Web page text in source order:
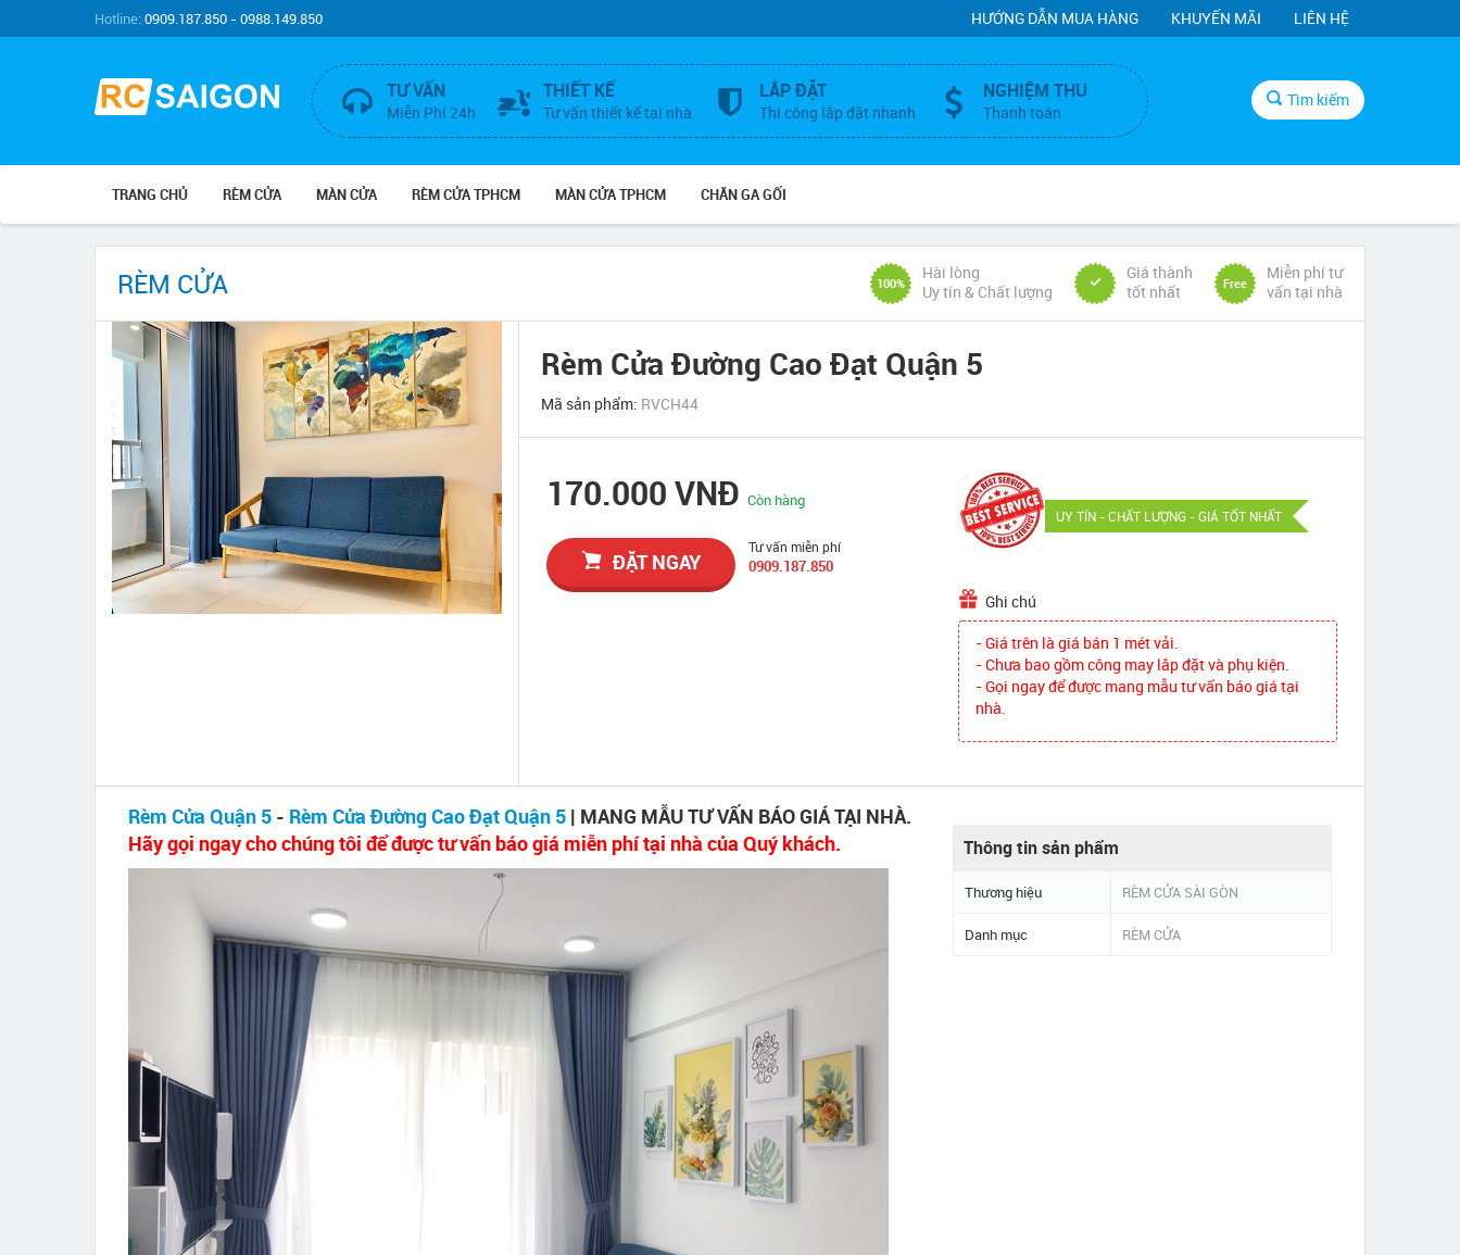
Hotline:0909.187.850 - 0988.149.850 HƯỚNG DẪN MUA HÀNG KHUYẾN MÃI LIÊN HỆ
TƯ VẤN
Miễn Phí 24h
THIẾT KẾ
Tư vấn thiết kế tại nhà
LẮP ĐẶT
Thi công lắp đặt nhanh
NGHIỆM THU
Thanh toán
Tìm kiếm
TRANG CHỦ RÈM CỬA MÀN CỬA RÈM CỬA TPHCM MÀN CỬA TPHCM CHĂN GA GỐI
RÈM CỬA 100%
Hài lòng
Uy tín & Chất lượng
Giá thành
tốt nhất
Free
Miễn phí tư
vấn tại nhà
Rèm Cửa Đường Cao Đạt Quận 5
Mã sản phẩm: RVCH44
170.000 VNĐCòn hàng
ĐẶT NGAY
Tư vấn miễn phí
0909.187.850
UY TÍN - CHẤT LƯỢNG - GIÁ TỐT NHẤT
Ghi chú
- Giá trên là giá bán 1 mét vải.
- Chưa bao gồm công may lắp đặt và phụ kiện.
- Gọi ngay để được mang mẫu tư vấn báo giá tại
nhà.
Rèm Cửa Quận 5 - Rèm Cửa Đường Cao Đạt Quận 5 | MANG MẪU TƯ VẤN BÁO GIÁ TẠI NHÀ.
Hãy gọi ngay cho chúng tôi để được tư vấn báo giá miễn phí tại nhà của Quý khách.
Thông tin sản phẩm
Thương hiệu RÈM CỬA SÀI GÒN
Danh mục RÈM CỬA